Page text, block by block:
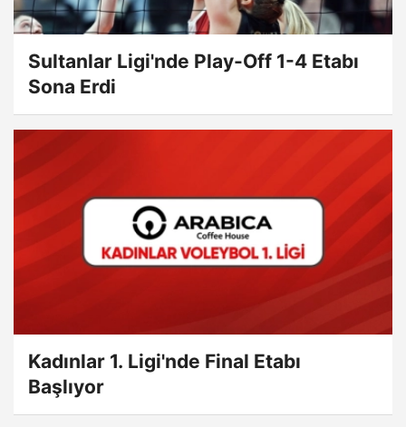
Sultanlar Ligi'nde Play-Off 1-4 Etabı
Sona Erdi
Kadınlar 1. Ligi'nde Final Etabı
Başlıyor